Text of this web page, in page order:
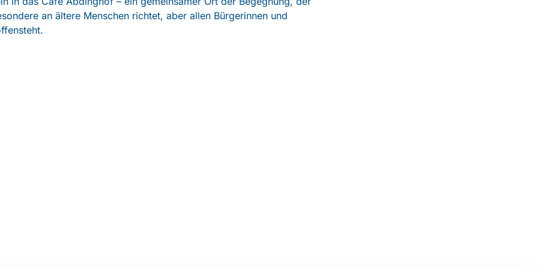
an ältere Menschen richtet, aber allen Bürgerinnen und